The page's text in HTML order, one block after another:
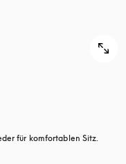
für komfortablen Sitz.